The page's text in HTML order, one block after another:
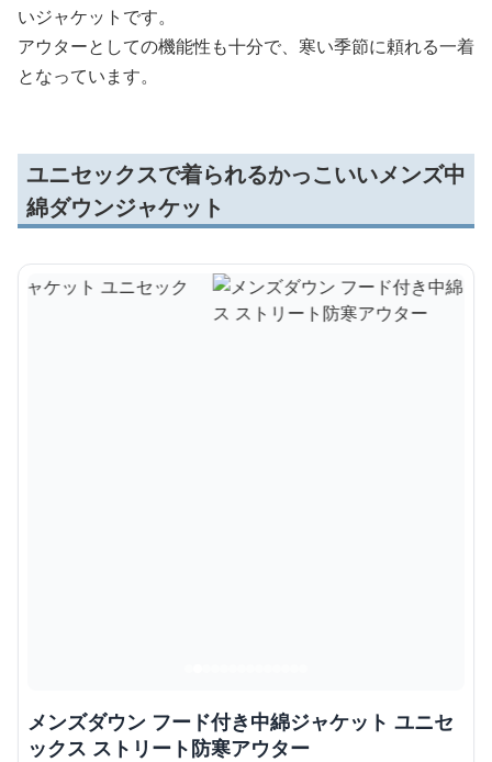
いジャケットです。
アウターとしての機能性も十分で、寒い季節に頼れる一着
となっています。
ユニセックスで着られるかっこいいメンズ中
綿ダウンジャケット
メンズダウン フード付き中綿ジャケット ユニセ
ックス ストリート防寒アウター